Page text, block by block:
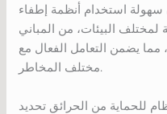
استخدام أنظمة إطفاء
لمختلف البيئات، من المباني
مما يضمن التعامل الفعال مع
مختلف المخاطر.
للحماية من الحرائق تحديد